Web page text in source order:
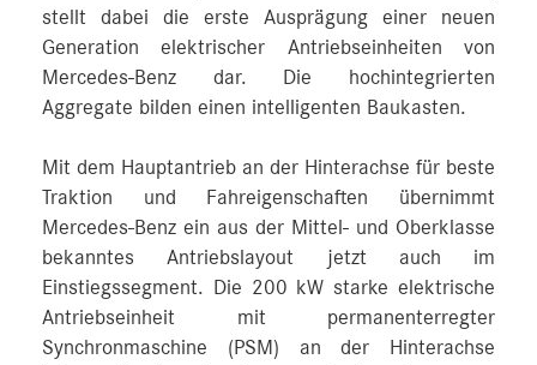
stellt dabei die erste Ausprägung einer neuen
Generation elektrischer Antriebseinheiten von
Mercedes‑Benz dar. Die hochintegrierten
Aggregate bilden einen intelligenten Baukasten.
Mit dem Hauptantrieb an der Hinterachse für beste
Traktion und Fahreigenschaften übernimmt
Mercedes‑Benz ein aus der Mittel- und Oberklasse
bekanntes Antriebslayout jetzt auch im
Einstiegssegment. Die 200 kW starke elektrische
Antriebseinheit mit permanenterregter
Synchronmaschine (PSM) an der Hinterachse